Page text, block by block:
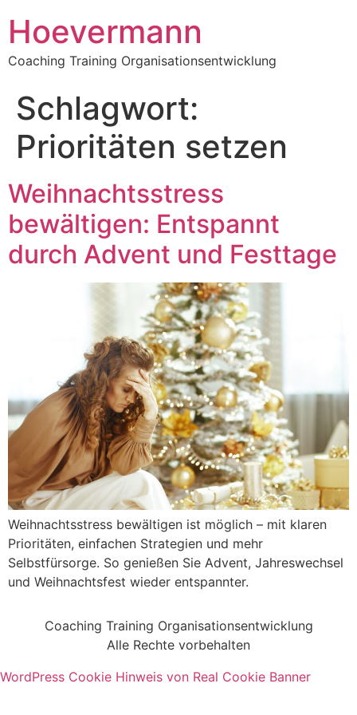
Hoevermann
Coaching Training Organisationsentwicklung
Schlagwort:
Prioritäten setzen
Weihnachtsstress
bewältigen: Entspannt
durch Advent und Festtage
Weihnachtsstress bewältigen ist möglich – mit klaren
Prioritäten, einfachen Strategien und mehr
Selbstfürsorge. So genießen Sie Advent, Jahreswechsel
und Weihnachtsfest wieder entspannter.
Coaching Training Organisationsentwicklung
Alle Rechte vorbehalten
WordPress Cookie Hinweis von Real Cookie Banner